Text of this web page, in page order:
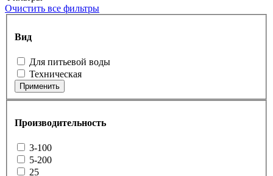
Очистить все фильтры
Вид
Для питьевой воды
Техническая
Применить
Производительность
3-100
5-200
25